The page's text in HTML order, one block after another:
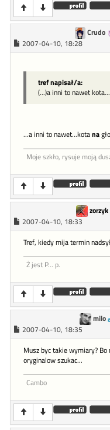
Crudo
2007-04-10, 18:28
tref napisał/a:
(...)a inni to nawet
...a inni to nawet...kotana
Moje szkło, rysuje moją
zorzyk
2007-04-10, 18:33
Tref, kiedy mija termin
Ż jest P... p.
milo
2007-04-10, 18:35
Musz byc takie wymiary?
oryginalow szukac...
Cambo